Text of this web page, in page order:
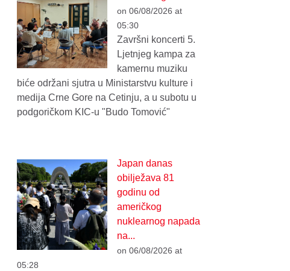
on 06/08/2026 at
05:30
Završni koncerti 5.
Ljetnjeg kampa za
kamernu muziku
biće održani sjutra u Ministarstvu kulture i
medija Crne Gore na Cetinju, a u subotu u
podgoričkom KIC-u "Budo Tomović"
Japan danas
obilježava 81
godinu od
američkog
nuklearnog napada
na...
on 06/08/2026 at
05:28